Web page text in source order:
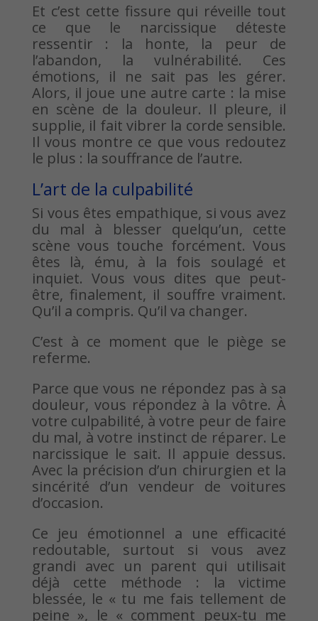
Et c’est cette fissure qui réveille tout
ce que le narcissique déteste
ressentir : la honte, la peur de
l’abandon, la vulnérabilité. Ces
émotions, il ne sait pas les gérer.
Alors, il joue une autre carte : la mise
en scène de la douleur. Il pleure, il
supplie, il fait vibrer la corde sensible.
Il vous montre ce que vous redoutez
le plus : la souffrance de l’autre.
L’art de la culpabilité
Si vous êtes empathique, si vous avez
du mal à blesser quelqu’un, cette
scène vous touche forcément. Vous
êtes là, ému, à la fois soulagé et
inquiet. Vous vous dites que peut-
être, finalement, il souffre vraiment.
Qu’il a compris. Qu’il va changer.
C’est à ce moment que le piège se
referme.
Parce que vous ne répondez pas à sa
douleur, vous répondez à la vôtre. À
votre culpabilité, à votre peur de faire
du mal, à votre instinct de réparer. Le
narcissique le sait. Il appuie dessus.
Avec la précision d’un chirurgien et la
sincérité d’un vendeur de voitures
d’occasion.
Ce jeu émotionnel a une efficacité
redoutable, surtout si vous avez
grandi avec un parent qui utilisait
déjà cette méthode : la victime
blessée, le « tu me fais tellement de
peine », le « comment peux-tu me